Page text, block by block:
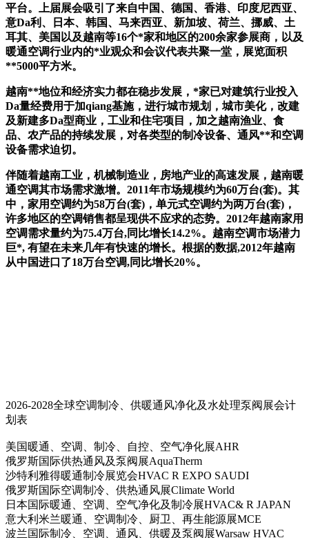
平台。上届展会吸引了来自中国、德国、香港、印度尼西亚、
意Da利、日本、韩国、马来西亚、新加坡、荷兰、挪威、土
耳其、美国以及越南等16个*家和地区的200余家参展商，以及
暖通空调行业内的*业观众和会议代表共聚一堂，展览面积
**5000平方米。
越南**地位和经济实力都在稳步发展，*家已对建筑行业投入
Da量经费用于加qiang基施，进行城市规划，城市美化，改建
及新建多Da型商业，工业和住宅项目，加之越南渔业、食
品、农产品的持续发展，对各类型的制冷设备、通风**和空调
设备需求迫切。
伴随着越南工业，机械制造业，房地产业的高速发展，越南暖
通空调其市场需求激增。 2011年市场规模约为60万台(套)。其
中，家用空调约为58万台(套)，单元式空调约为两万台(套)，
许多地区的空调销售都呈现供不应求的态势。2012年越南家用
空调需求量约为75.4万台,同比增长14.2%。越南空调市场潜力
巨*, 有望在未来几年有快速的增长。根据的数据,2012年越南
从中国进口了18万台空调,同比增长20%。
2026-2028全球空调制冷、供暖通风净化及水处理泵阀展会计
划表
美国暖通、空调、制冷、自控、空气净化展AHR
俄罗斯国际供热通风及泵阀展AquaTherm
沙特利雅得暖通制冷展览会HVAC R EXPO SAUDI
俄罗斯国际空调制冷、供热通风展Climate World
日本国际暖通、空调、空气净化及制冷展HVAC& R JAPAN
意大利米兰暖通、空调制冷、厨卫、再生能源展MCE
波兰国际制冷、空调、通风、供暖及泵阀展Warsaw HVAC